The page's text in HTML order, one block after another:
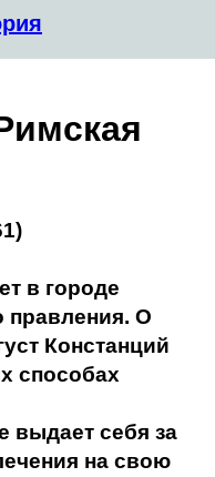
в городе
правления. О
Констанций
способах
выдает себя за
на свою